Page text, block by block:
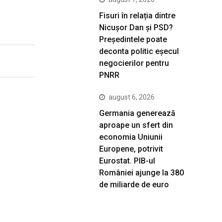
Fisuri în relația dintre
Nicușor Dan și PSD?
Președintele poate
deconta politic eșecul
negocierilor pentru
PNRR
august 6, 2026
Germania generează
aproape un sfert din
economia Uniunii
Europene, potrivit
Eurostat. PIB-ul
României ajunge la 380
de miliarde de euro